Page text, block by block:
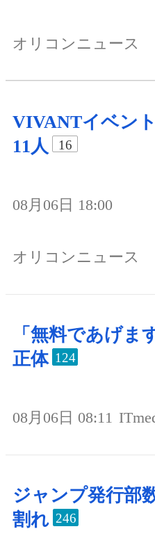
オリコンニュース
VIVANTイベン
11人
16
08月06日 18:00
オリコンニュース
「無料であげま
正体 124
08月06日 08:11
ジャンプ発行部
割れ 246